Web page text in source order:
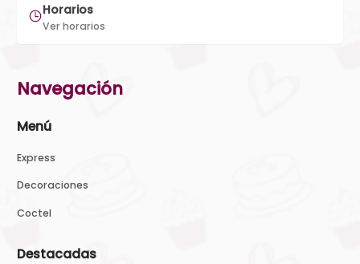
Horarios
Ver horarios
Navegación
Menú
Express
Decoraciones
Coctel
Destacadas